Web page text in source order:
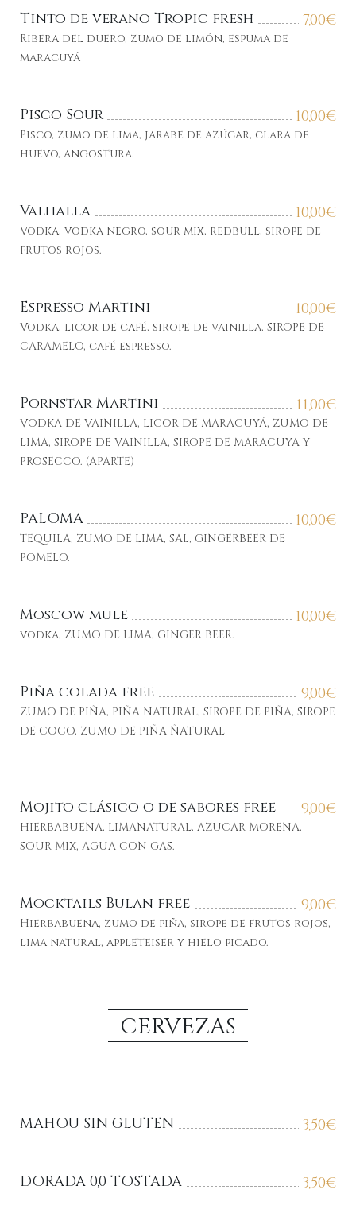
7,00€
Tinto de verano Tropic fresh
Ribera del duero, zumo de limón, espuma de
maracuyá
10,00€
Pisco Sour
Pisco, zumo de lima, jarabe de azúcar, clara de
huevo, angostura.
10,00€
Valhalla
Vodka, vodka negro, sour mix, redbull, sirope de
frutos rojos.
10,00€
Espresso Martini
Vodka, licor de café, sirope de vainilla, SIROPE DE
CARAMELO, café espresso.
11,00€
Pornstar Martini
VODKA DE VAINILLA, LICOR DE MARACUYÁ, ZUMO DE
LIMA, SIROPE DE VAINILLA, SIROPE DE MARACUYA Y
PROSECCO. (APARTE)
10,00€
PALOMA
TEQUILA, ZUMO DE LIMA, SAL, GINGERBEER DE
POMELO.
10,00€
Moscow mule
vodka, ZUMO DE LIMA, GINGER BEER.
9,00€
Piña colada free
ZUMO DE PIÑA, PIÑA NATURAL, SIROPE DE PIÑA, SIROPE
DE COCO, ZUMO DE PIÑA ÑATURAL
9,00€
Mojito clásico o de sabores free
HIERBABUENA, LIMANATURAL, AZUCAR MORENA,
SOUR MIX, AGUA CON GAS.
9,00€
Mocktails Bulan free
Hierbabuena, zumo de piña, sirope de frutos rojos,
lima natural, appleteiser y hielo picado.
CERVEZAS
3,50€
MAHOU SIN GLUTEN
3,50€
DORADA 0,0 TOSTADA